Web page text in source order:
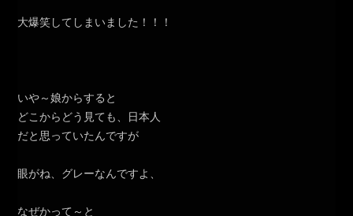
大爆笑してしまいました！！！
いや～娘からすると
どこからどう見ても、日本人
だと思っていたんですが
眼がね、グレーなんですよ、
なぜかって～と